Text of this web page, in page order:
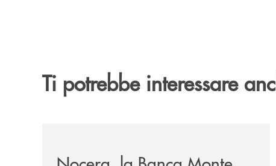
Ti potrebbe interessare